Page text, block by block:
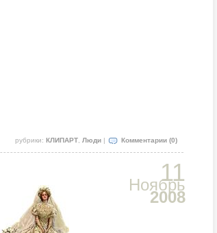
рубрики: КЛИПАРТ, Люди| Комментарии (0)
11
Ноябрь
2008